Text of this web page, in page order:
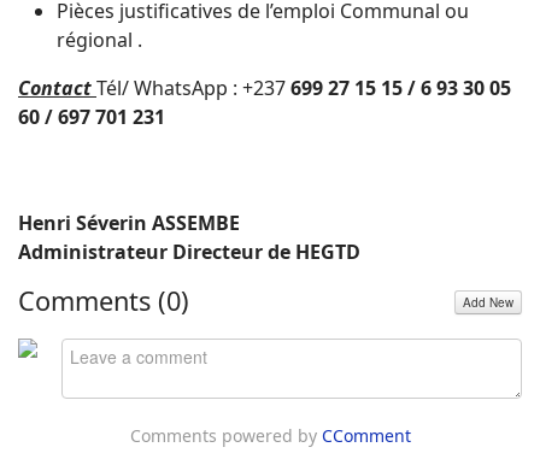
Pièces justificatives de l’emploi Communal ou
régional .
ContactTél/ WhatsApp : +237699 27 15 15 / 6 93 30 05
60 / 697 701 231
Henri Séverin ASSEMBE
Administrateur Directeur de HEGTD
Comments (0) Add New
Comments powered by CComment